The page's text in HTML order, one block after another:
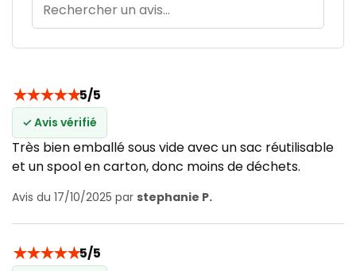
★★★★★5/5
✓ Avis vérifié
Très bien emballé sous vide avec un sac réutilisable
et un spool en carton, donc moins de déchets.
Avis du 17/10/2025 par stephanie P.
★★★★★5/5